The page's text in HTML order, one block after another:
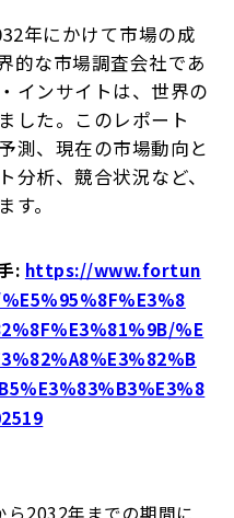
年にかけて市場の成
的な市場調査会社であ
インサイトは、世界の
した。このレポート
測、現在の市場動向と
分析、競合状況など、
。
: https://www.fortun
%E
2032年までの期間に